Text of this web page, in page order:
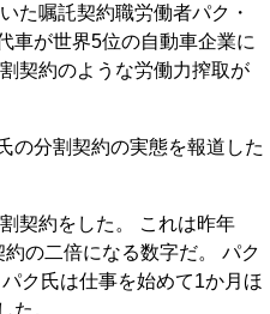
た嘱託契約職労働者パク・
車が世界5位の自動車企業に
契約のような労働力搾取が
の分割契約の実態を報道した
契約をした。 これは昨年
の二倍になる数字だ。 パク
ク氏は仕事を始めて1か月ほ
た。